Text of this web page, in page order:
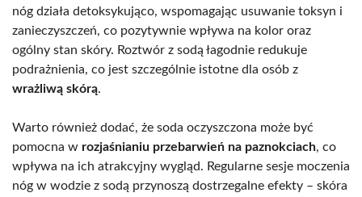
nóg działa detoksykująco, wspomagając usuwanie toksyn i
zanieczyszczeń, co pozytywnie wpływa na kolor oraz
ogólny stan skóry. Roztwór z sodą łagodnie redukuje
podrażnienia, co jest szczególnie istotne dla osób z
wrażliwą skórą.
Warto również dodać, że soda oczyszczona może być
pomocna w rozjaśnianiu przebarwień na paznokciach, co
wpływa na ich atrakcyjny wygląd. Regularne sesje moczenia
nóg w wodzie z sodą przynoszą dostrzegalne efekty – skóra